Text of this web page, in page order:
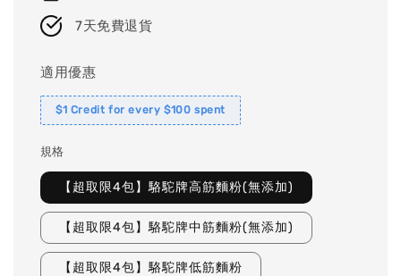
7天免費退貨
適用優惠
$1 Credit for every $100 spent
規格
【超取限4包】駱駝牌高筋麵粉(無添加)
【超取限4包】駱駝牌中筋麵粉(無添加)
【超取限4包】駱駝牌低筋麵粉